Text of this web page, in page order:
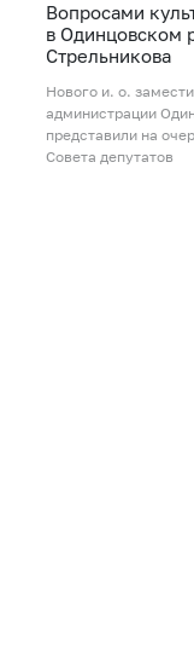
Вопросами
в Одинцовском
Стрельникова
Нового и. о.
администрации
представили на
Совета депутатов